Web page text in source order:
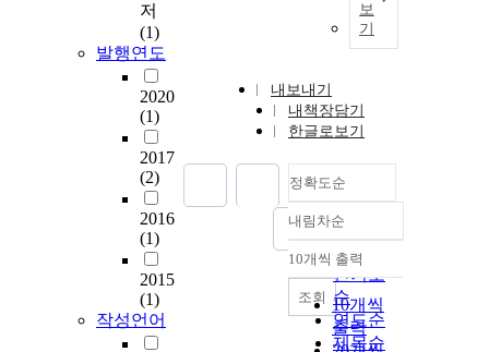
저
(1)
발행연도
2020
(1)
2017
(2)
2016
(1)
2015
(1)
작성언어
보
기
내보내기
내책장담기
한글로보기
정확도순
정확도
순
인기도
순
연도순
제목순
내림차순
내림차순
10개씩 출력
10개씩
출력
조회